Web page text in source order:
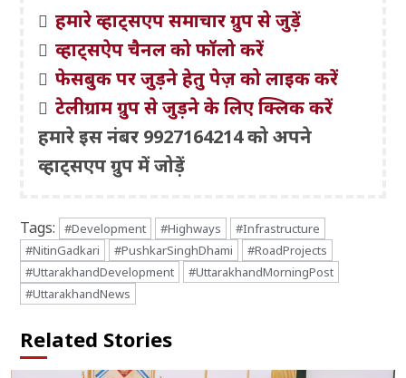
हमारे व्हाट्सएप समाचार ग्रुप से जुड़ें
व्हाट्सऐप चैनल को फॉलो करें
फेसबुक पर जुड़ने हेतु पेज़ को लाइक करें
टेलीग्राम ग्रुप से जुड़ने के लिए क्लिक करें
हमारे इस नंबर 9927164214 को अपने
व्हाट्सएप ग्रुप में जोड़ें
Tags: #Development #Highways
#Infrastructure
#NitinGadkari
#PushkarSinghDhami
#RoadProjects
#UttarakhandDevelopment
#UttarakhandMorningPost
#UttarakhandNews
Related Stories